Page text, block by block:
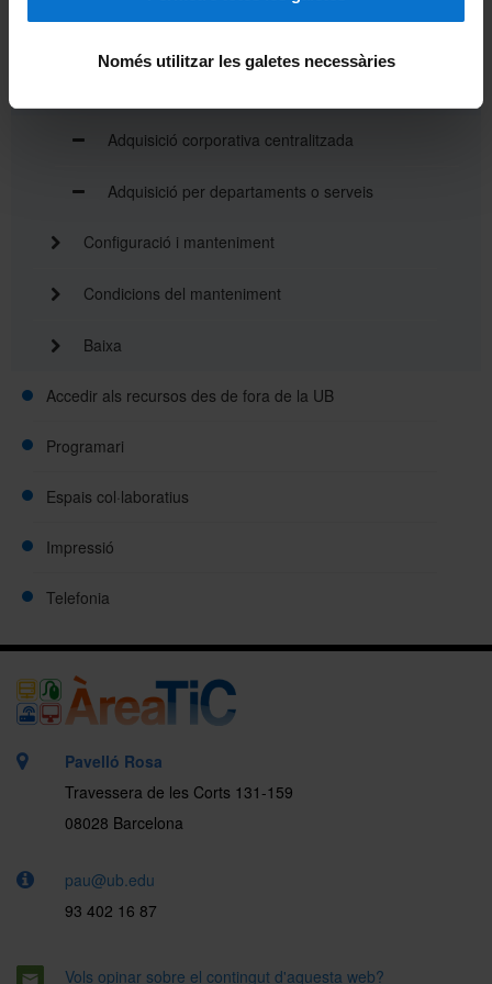
Només utilitzar les galetes necessàries
Adquisició corporativa centralitzada
Adquisició per departaments o serveis
Configuració i manteniment
Condicions del manteniment
Baixa
Accedir als recursos des de fora de la UB
Programari
Espais col·laboratius
Impressió
Telefonia
Pavelló Rosa
Travessera de les Corts 131-159
08028 Barcelona
pau@ub.edu
93 402 16 87
Vols opinar sobre el contingut d'aquesta web?